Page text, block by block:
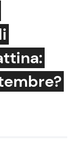
e TV
VIP
VIP